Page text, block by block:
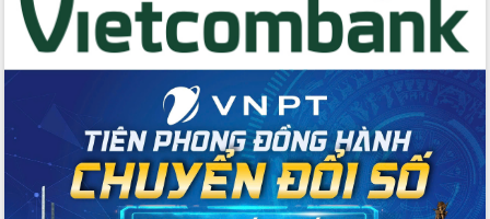
Đoàn đại biểu Quốc hội tỉnh Đắk Lắk
trao đổi thông tin trước Kỳ họp thứ
nhất, Quốc hội khóa XVI
Quyết liệt cải cách hành chính, khơi
thông nguồn lực phát triển
Nâng cao hiệu lực, hiệu quả HĐND
tỉnh thông qua hiện đại hóa hành chính
Xã Ea Phê gắn cải cách hành chính với
chuyển đổi số